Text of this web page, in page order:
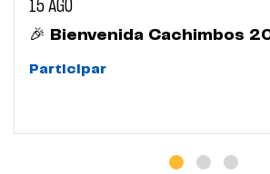
15 AGO
🎉 Bienvenida Cachimbos
Participar